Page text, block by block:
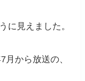
に見えました。
から放送の、